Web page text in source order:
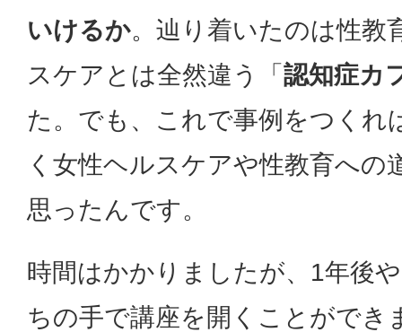
いけるか。辿り着いたのは性教
スケアとは全然違う「 認知症カ
た。でも、これで事例をつくれ
く女性ヘルスケアや性教育への
思ったんです。
時間はかかりましたが、1年後
ちの手で講座を開くことができ